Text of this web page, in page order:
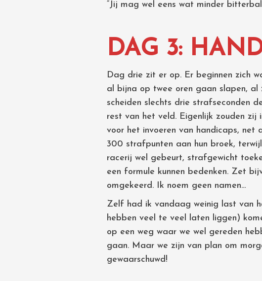
“Jij mag wel eens wat minder
DAG 3:
Dag drie zit er op. Er beginnen zich
al bijna op twee oren gaan slapen, al
scheiden slechts drie strafseconden
rest van het veld. Eigenlijk zouden zij
voor het invoeren van handicaps,
300 strafpunten aan hun broek,
racerij wel gebeurt, strafgewicht
een formule kunnen bedenken. Zet
omgekeerd. Ik noem geen namen…
Zelf had ik vandaag weinig last van
hebben veel te veel laten liggen)
op een weg waar we wel gereden
gaan. Maar we zijn van plan om
gewaarschuwd!